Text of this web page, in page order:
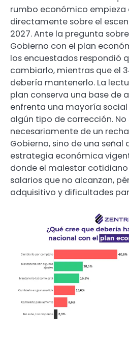
rumbo económico empieza
directamente sobre el
2027. Ante la pregunta
Gobierno con el plan
los encuestados respondió
cambiarlo, mientras que el
debería mantenerlo. La
plan conserva una base de
enfrenta una mayoría
algún tipo de corrección.
necesariamente de un
Gobierno, sino de una señal
estrategia económica
donde el malestar
salarios que no alcanzan,
adquisitivo y dificultades